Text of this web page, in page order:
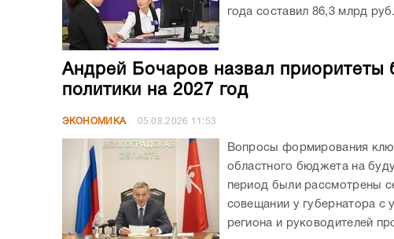
года составил 86,3 млрд
Андрей Бочаров назвал приоритеты
политики на 2027 год
ЭКОНОМИКА 05.08.2026 11:53
Вопросы формирования
областного бюджета на
период были рассмотрены
совещании у губернатора с
региона и руководителей